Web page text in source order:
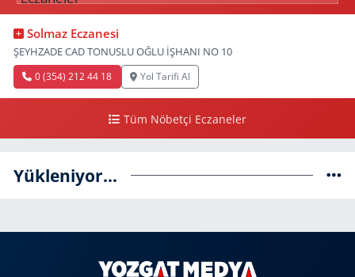
Solmaz Eczanesi
ŞEYHZADE CAD TONUSLU OĞLU İŞHANI NO 10
0 (354) 212 44 18 Yol Tarifi Al
Tüm Nöbetçi Eczaneler
Yükleniyor...